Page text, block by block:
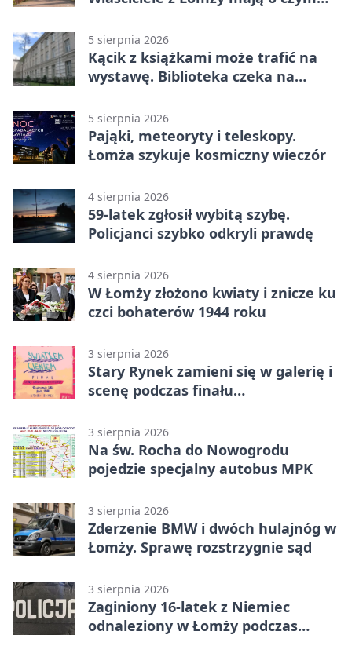
5 sierpnia 2026
Kącik z książkami może trafić na
wystawę. Biblioteka czeka na
5 sierpnia 2026
Pająki, meteoryty i teleskopy.
Łomża szykuje kosmiczny wieczór
4 sierpnia 2026
59-latek zgłosił wybitą szybę.
Policjanci szybko odkryli prawdę
4 sierpnia 2026
W Łomży złożono kwiaty i znicze ku
czci bohaterów 1944 roku
3 sierpnia 2026
Stary Rynek zamieni się w galerię i
scenę podczas finału
3 sierpnia 2026
Na św. Rocha do Nowogrodu
pojedzie specjalny autobus MPK
3 sierpnia 2026
Zderzenie BMW i dwóch hulajnóg w
Łomży. Sprawę rozstrzygnie sąd
3 sierpnia 2026
Zaginiony 16-latek z Niemiec
odnaleziony w Łomży podczas